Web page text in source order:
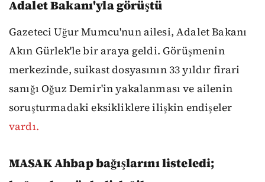
Adalet Bakanı'yla görüştü
Gazeteci Uğur Mumcu'nun ailesi, Adalet Bakanı
Akın Gürlek'le bir araya geldi. Görüşmenin
merkezinde, suikast dosyasının 33 yıldır firari
sanığı Oğuz Demir'in yakalanması ve ailenin
soruşturmadaki eksikliklere ilişkin endişeler
vardı.
MASAK Ahbap bağışlarını listeledi;